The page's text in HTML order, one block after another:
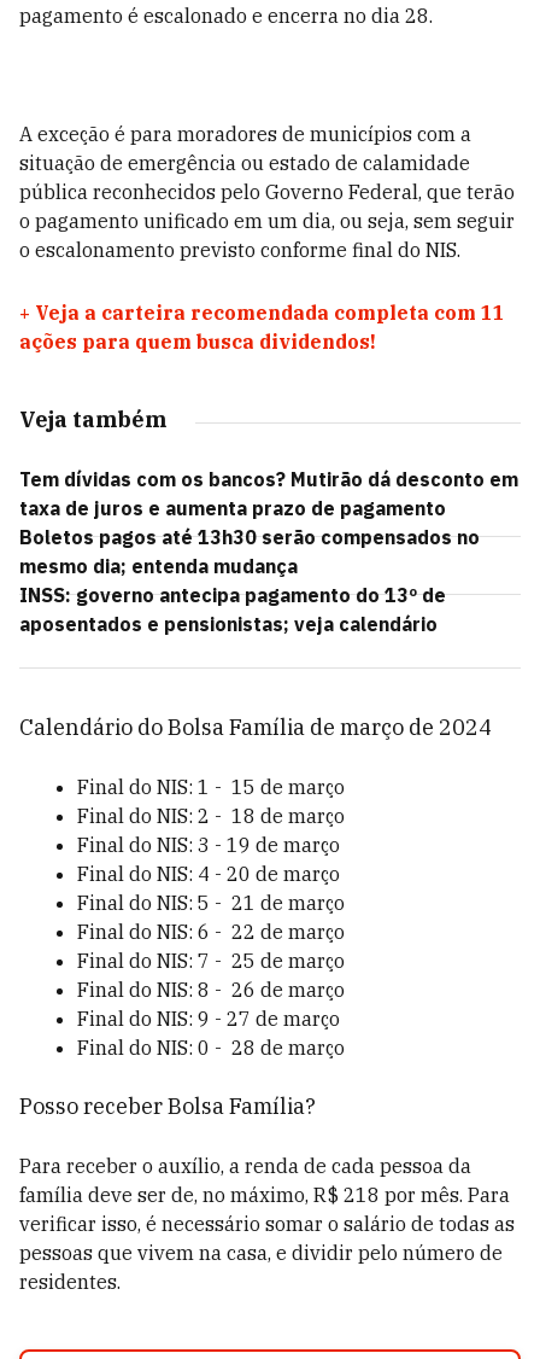
pagamento é escalonado e encerra no dia 28.
A exceção é para moradores de municípios com a
situação de emergência ou estado de calamidade
pública reconhecidos pelo Governo Federal, que terão
o pagamento unificado em um dia, ou seja, sem seguir
o escalonamento previsto conforme final do NIS.
+ Veja a carteira recomendada completa com 11
ações para quem busca dividendos!
Veja também
Tem dívidas com os bancos? Mutirão dá desconto em
taxa de juros e aumenta prazo de pagamento
Boletos pagos até 13h30 serão compensados no
mesmo dia; entenda mudança
INSS: governo antecipa pagamento do 13º de
aposentados e pensionistas; veja calendário
Calendário do Bolsa Família de março de 2024
Final do NIS: 1 - 15 de março
Final do NIS: 2 - 18 de março
Final do NIS: 3 - 19 de março
Final do NIS: 4 - 20 de março
Final do NIS: 5 - 21 de março
Final do NIS: 6 - 22 de março
Final do NIS: 7 - 25 de março
Final do NIS: 8 - 26 de março
Final do NIS: 9 - 27 de março
Final do NIS: 0 - 28 de março
Posso receber Bolsa Família?
Para receber o auxílio, a renda de cada pessoa da
família deve ser de, no máximo, R$ 218 por mês. Para
verificar isso, é necessário somar o salário de todas as
pessoas que vivem na casa, e dividir pelo número de
residentes.